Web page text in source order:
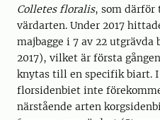
Colletes floralis, som därför
värdarten. Under 2017
majbagge i 7 av 22
2017), vilket är första
knytas till en specifik biart.
florsidenbiet inte
närstående arten